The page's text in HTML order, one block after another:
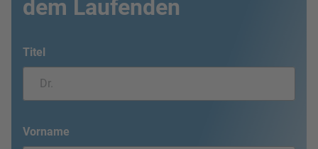
dem Laufenden
Titel
Vorname